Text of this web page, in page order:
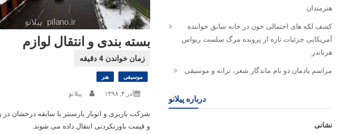
بسته بندی و انتقال لوازم
موسیقی هنر
آذر ۴, ۱۳۹۸ پیلانو
شرکت باربری و اتوبار بارسنتر با سابقه درخشان
و قیمت باورنکردنی انتقال داده می شوند.
هنرمندان
کشف لکه های احتمالی خون در خانه سابق خواننده
آمریکایی جزئیات تازه از پرونده مرگ سلست ریواس
هرناندز
مراسم یادمان دو نام ماندگار شعر، ترانه و موسیقی
درباره پیلانو
نشانی